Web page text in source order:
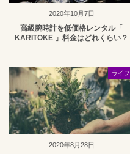
2020年10月7日
高級腕時計を低価格レンタル「
KARITOKE 」料金はどれくらい？
2020年8月28日
ライフ